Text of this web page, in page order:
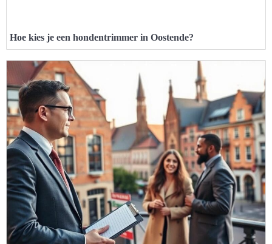
Hoe kies je een hondentrimmer in Oostende?